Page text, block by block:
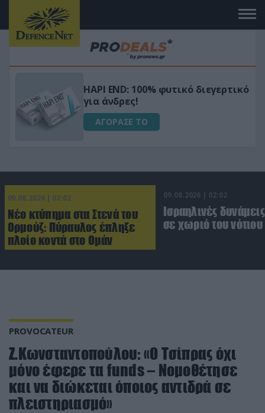
Μεταμόρφωσε τον κήπο σου με το
Ultra Box Μίνι Αλυσοπρίονο με
μπαταρία λιθίου
ΑΓΟΡΑΣΕ ΤΟ
09.08.2026 | 02:02
Νέο κτύπημα στα Στενά του
Ορμούζ: Πύραυλος έπληξε
πλοίο κοντά στο Ομάν
09.08.2026 | 02:02
Ισραηλινές
σε χωριό του
PROVOCATEUR
Ζ.Κωνσταντοπούλου: «Ο Τσίπρας όχι
μόνο έφερε τα funds – Νομοθέτησε
και να διώκεται όποιος αντιδρά σε
πλειστηριασμό»